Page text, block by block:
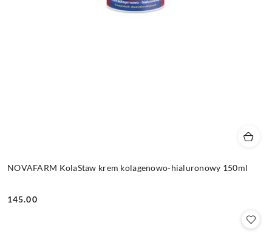
NOVAFARM KolaStaw krem kolagenowo-hialuronowy 150ml
Cena:
145.00